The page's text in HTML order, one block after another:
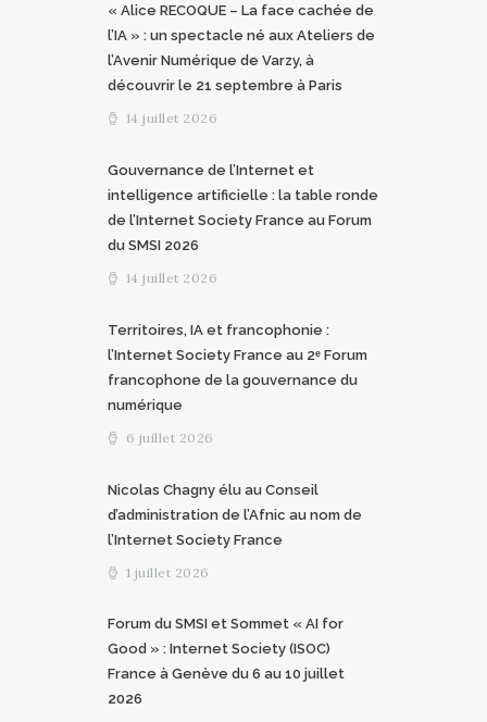
« Alice RECOQUE – La face cachée de
l’IA » : un spectacle né aux Ateliers de
l’Avenir Numérique de Varzy, à
découvrir le 21 septembre à Paris
14 juillet 2026
Gouvernance de l’Internet et
intelligence artificielle : la table ronde
de l’Internet Society France au Forum
du SMSI 2026
14 juillet 2026
Territoires, IA et francophonie :
l’Internet Society France au 2ᵉ Forum
francophone de la gouvernance du
numérique
6 juillet 2026
Nicolas Chagny élu au Conseil
d’administration de l’Afnic au nom de
l’Internet Society France
1 juillet 2026
Forum du SMSI et Sommet « AI for
Good » : Internet Society (ISOC)
France à Genève du 6 au 10 juillet
2026